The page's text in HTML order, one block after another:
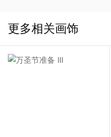
们
语
更多相关画饰